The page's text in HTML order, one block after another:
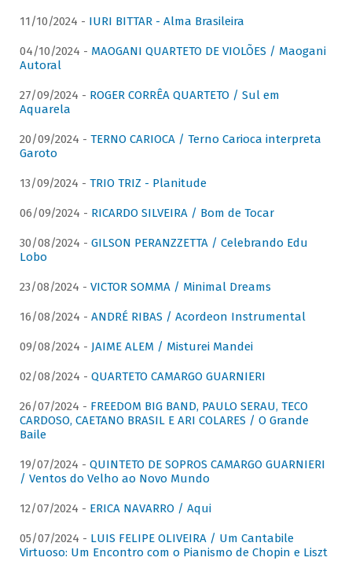
11/10/2024 - IURI BITTAR - Alma Brasileira
04/10/2024 - MAOGANI QUARTETO DE VIOLÕES / Maogani
Autoral
27/09/2024 - ROGER CORRÊA QUARTETO / Sul em
Aquarela
20/09/2024 - TERNO CARIOCA / Terno Carioca interpreta
Garoto
13/09/2024 - TRIO TRIZ - Planitude
06/09/2024 - RICARDO SILVEIRA / Bom de Tocar
30/08/2024 - GILSON PERANZZETTA / Celebrando Edu
Lobo
23/08/2024 - VICTOR SOMMA / Minimal Dreams
16/08/2024 - ANDRÉ RIBAS / Acordeon Instrumental
09/08/2024 - JAIME ALEM / Misturei Mandei
02/08/2024 - QUARTETO CAMARGO GUARNIERI
26/07/2024 - FREEDOM BIG BAND, PAULO SERAU, TECO
CARDOSO, CAETANO BRASIL E ARI COLARES / O Grande
Baile
19/07/2024 - QUINTETO DE SOPROS CAMARGO GUARNIERI
/ Ventos do Velho ao Novo Mundo
12/07/2024 - ERICA NAVARRO / Aqui
05/07/2024 - LUIS FELIPE OLIVEIRA / Um Cantabile
Virtuoso: Um Encontro com o Pianismo de Chopin e Liszt